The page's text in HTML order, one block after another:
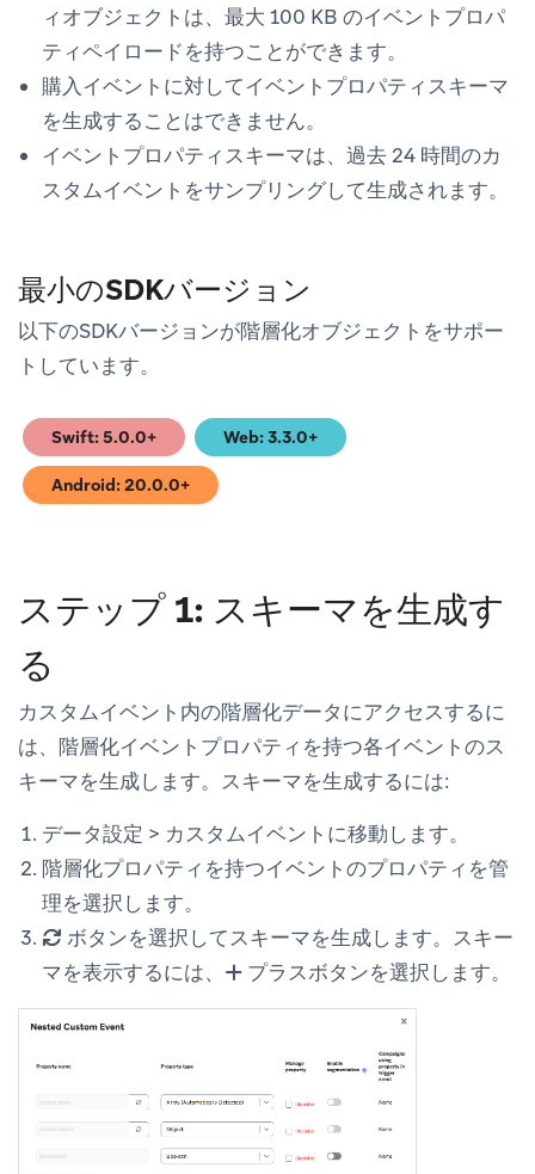
ィオブジェクトは、最大 100 KB のイベントプロパ
ティペイロードを持つことができます。
購入イベントに対してイベントプロパティスキーマ
を生成することはできません。
イベントプロパティスキーマは、過去 24 時間のカ
スタムイベントをサンプリングして生成されます。
最小のSDKバージョン
以下のSDKバージョンが階層化オブジェクトをサポー
トしています。
Swift: 5.0.0+
(opens in new tab) Web: 3.3.0+
(opens in new tab)
Android: 20.0.0+
(opens in new tab)
ステップ 1: スキーマを生成す
る
カスタムイベント内の階層化データにアクセスするに
は、階層化イベントプロパティを持つ各イベントのス
キーマを生成します。スキーマを生成するには:
データ設定 > カスタムイベント に移動します。
階層化プロパティを持つイベントのプロパティを管
理を選択します。
ボタンを選択してスキーマを生成します。スキー
マを表示するには、
プラスボタンを選択します。